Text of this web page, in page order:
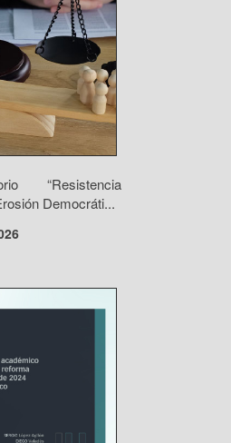
“Resistencia
Democráti...